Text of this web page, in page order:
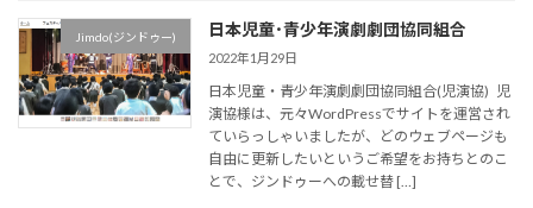
Jimdo(ジンドゥー) 日本児童･青少年演劇劇団協同組合
2022年1月29日
日本児童・青少年演劇劇団協同組合(児演協) 児
演協様は、元々WordPressでサイトを運営され
ていらっしゃいましたが、どのウェブページも
自由に更新したいというご希望をお持ちとのこ
とで、ジンドゥーへの載せ替 […]